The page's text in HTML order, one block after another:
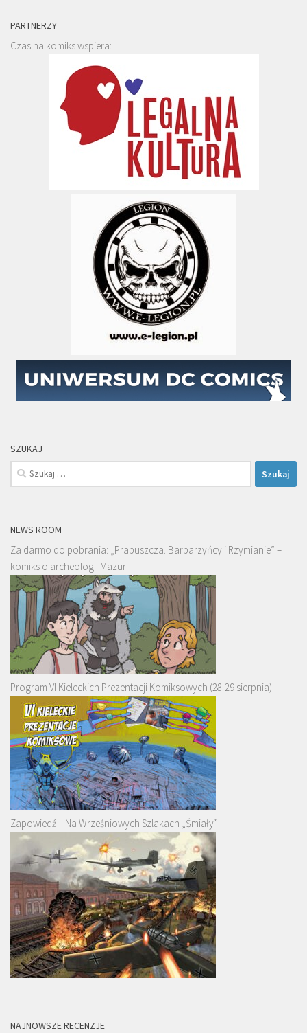
PARTNERZY
Czas na komiks wspiera:
SZUKAJ
Szukaj:
NEWS ROOM
Za darmo do pobrania: „Prapuszcza. Barbarzyńcy i Rzymianie” –
komiks o archeologii Mazur
Program VI Kieleckich Prezentacji Komiksowych (28-29 sierpnia)
Zapowiedź – Na Wrześniowych Szlakach „Śmiały”
NAJNOWSZE RECENZJE